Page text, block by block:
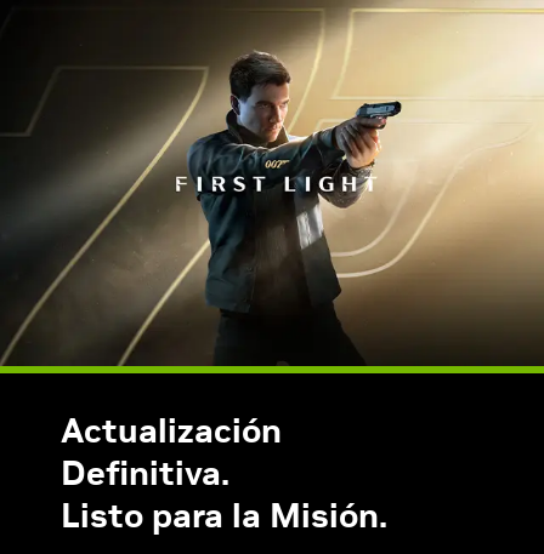
Actualización
Definitiva.
Listo para la Misión.